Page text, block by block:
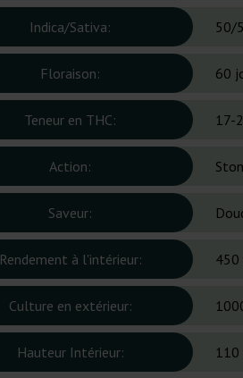
Indica/Sativa: 50/
Floraison: 60
Teneur en THC: 17-
Action:
Saveur:
Rendement à l'intérieur: 450
Culture en extérieur:
Hauteur Intérieur: 110